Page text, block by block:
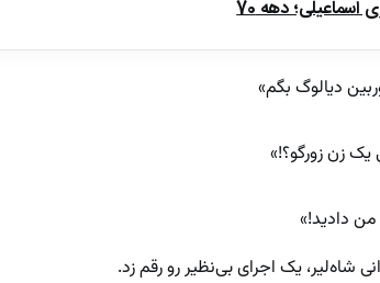
دهه 70
دیالوگ بگم»
یک زن زورگو؟!»
من دادید!»
شاه‌لیر، یک اجرای بی‌نظیر رو رقم زد.